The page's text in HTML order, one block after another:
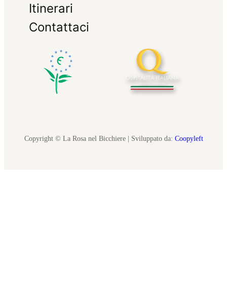
Itinerari
Contattaci
Copyright © La Rosa nel Bicchiere | Sviluppato da: Coopyleft